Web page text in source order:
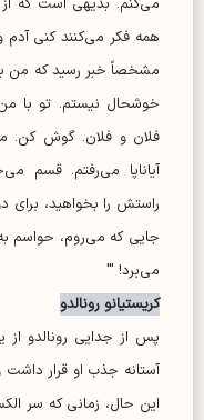
همه فکر می‌کنند کنی
مشخصاً خبر رسید که من
خوشحال نیستم. تو با
فلان و فلان. گوش کن.
آیاناپا می‌رفتم. قسم
راستش را بخواهید، برای
جایی که می‌روم، حواسم
می‌برد! '"
کریستیانو رونالدو
آستانه جذب او قرار داشت
این حال، زمانی که سر